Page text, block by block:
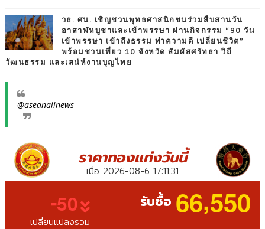
วธ. ศน. เชิญชวนพุทธศาสนิกชนร่วมสืบสานวัน
อาสาฬหบูชาและเข้าพรรษา ผ่านกิจกรรม “90 วัน
เข้าพรรษา เข้าถึงธรรม ทำความดี เปลี่ยนชีวิต”
พร้อมชวนเที่ยว 10 จังหวัด สัมผัสศรัทธา วิถี
วัฒนธรรม และเสน่ห์งานบุญไทย
@aseanallnews